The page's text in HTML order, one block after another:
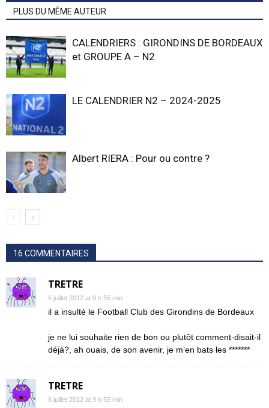
PLUS DU MÊME AUTEUR
CALENDRIERS : GIRONDINS DE BORDEAUX
et GROUPE A – N2
LE CALENDRIER N2 – 2024-2025
Albert RIERA : Pour ou contre ?
16 COMMENTAIRES
TRETRE
6 juillet 2012 at 9 h 55 min
il a insulté le Football Club des Girondins de Bordeaux
je ne lui souhaite rien de bon ou plutôt comment-disait-il
déjà?, ah ouais, de son avenir, je m’en bats les *******
TRETRE
6 juillet 2012 at 9 h 55 min